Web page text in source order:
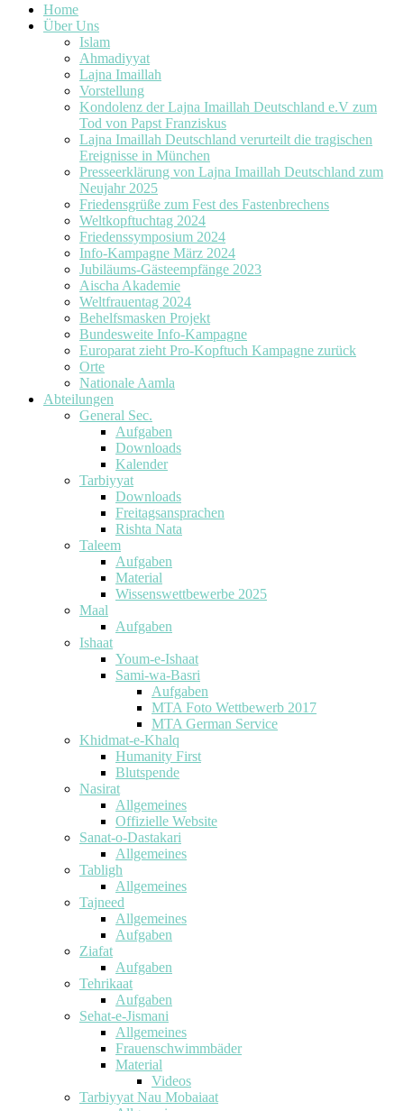
Home
Über Uns
Islam
Ahmadiyyat
Lajna Imaillah
Vorstellung
Kondolenz der Lajna Imaillah Deutschland e.V zum
Tod von Papst Franziskus
Lajna Imaillah Deutschland verurteilt die tragischen
Ereignisse in München
Presseerklärung von Lajna Imaillah Deutschland zum
Neujahr 2025
Friedensgrüße zum Fest des Fastenbrechens
Weltkopftuchtag 2024
Friedenssymposium 2024
Info-Kampagne März 2024
Jubiläums-Gästeempfänge 2023
Aischa Akademie
Weltfrauentag 2024
Behelfsmasken Projekt
Bundesweite Info-Kampagne
Europarat zieht Pro-Kopftuch Kampagne zurück
Orte
Nationale Aamla
Abteilungen
General Sec.
Aufgaben
Downloads
Kalender
Tarbiyyat
Downloads
Freitagsansprachen
Rishta Nata
Taleem
Aufgaben
Material
Wissenswettbewerbe 2025
Maal
Aufgaben
Ishaat
Youm-e-Ishaat
Sami-wa-Basri
Aufgaben
MTA Foto Wettbewerb 2017
MTA German Service
Khidmat-e-Khalq
Humanity First
Blutspende
Nasirat
Allgemeines
Offizielle Website
Sanat-o-Dastakari
Allgemeines
Tabligh
Allgemeines
Tajneed
Allgemeines
Aufgaben
Ziafat
Aufgaben
Tehrikaat
Aufgaben
Sehat-e-Jismani
Allgemeines
Frauenschwimmbäder
Material
Videos
Tarbiyyat Nau Mobaiaat